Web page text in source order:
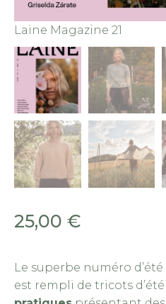
Laine Magazine 21
25,00 €
Le superbe numéro d’été
est rempli de tricots d’été